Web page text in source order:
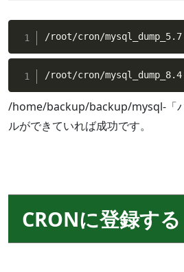
/root/cron/
/root/cron/
/home/backup/backup/mysql-「
ルができていれば成功です。
CRONに登録する